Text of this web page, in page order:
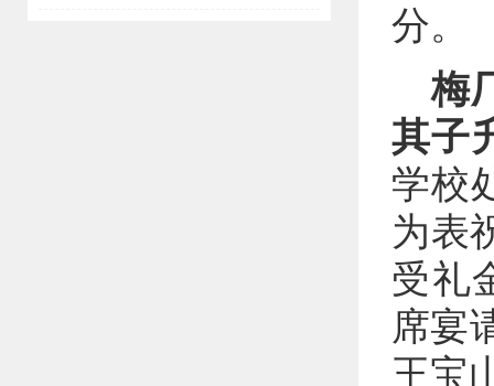
分。
梅
其子
学校
为表
受礼
席宴
王宝